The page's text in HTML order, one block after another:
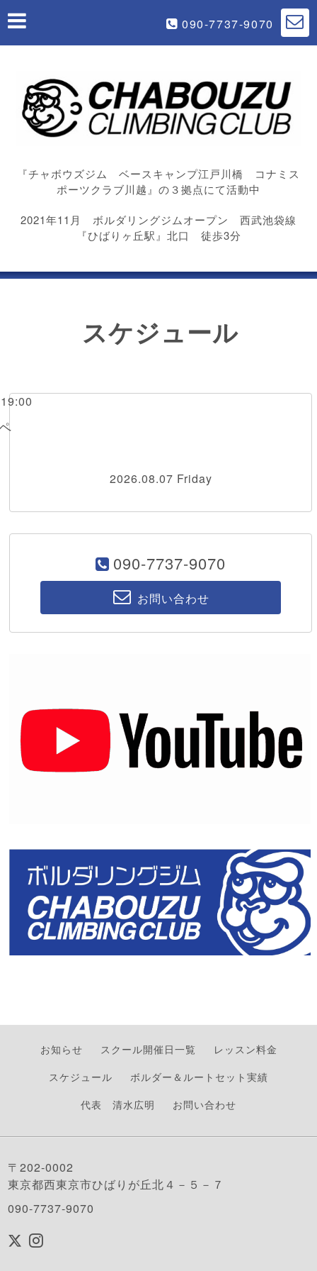
090-7737-9070
『チャボウズジム ベースキャンプ江戸川橋 コナミス
ポーツクラブ川越』の３拠点にて活動中
2021年11月 ボルダリングジムオープン 西武池袋線
『ひばりヶ丘駅』北口 徒歩3分
スケジュール
2026.08.07 Friday
090-7737-9070
お問い合わせ
お知らせ スクール開催日一覧
レッスン料金
スケジュール
ボルダー＆ルートセット実績
代表 清水広明
お問い合わせ
〒202-0002
東京都西東京市ひばりが丘北４－５－７
090-7737-9070